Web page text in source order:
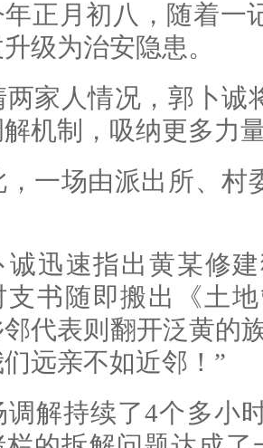
正月初八，随着一
级为治安隐患。
两家人情况，郭卜诚
机制，吸纳更多力
，一场由派出所、村
诚迅速指出黄某修
支书 随即搬出
《土
代表则翻开泛黄的
远亲不如近邻！”
调解持续了4个多小